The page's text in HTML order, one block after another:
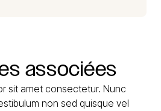
associées
sit amet consectetur. Nunc
non sed quisque vel